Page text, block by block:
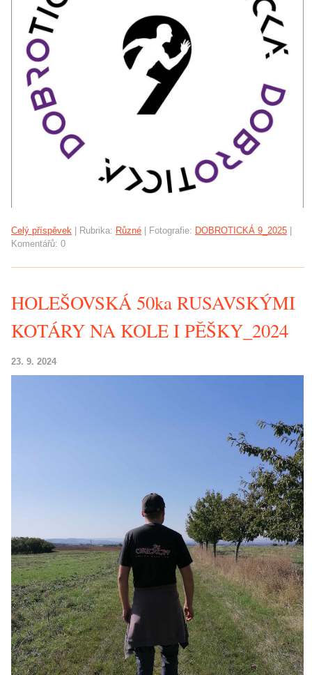
Celý příspěvek Rubrika: Různé Fotografie: DOBROTICKÁ 9_2025
Komentářů: 0
HOLEŠOVSKÁ 50ka RUSAVSKÝMI
KOTÁRY NA KOLE I PĚŠKY_2024
23. 9. 2024